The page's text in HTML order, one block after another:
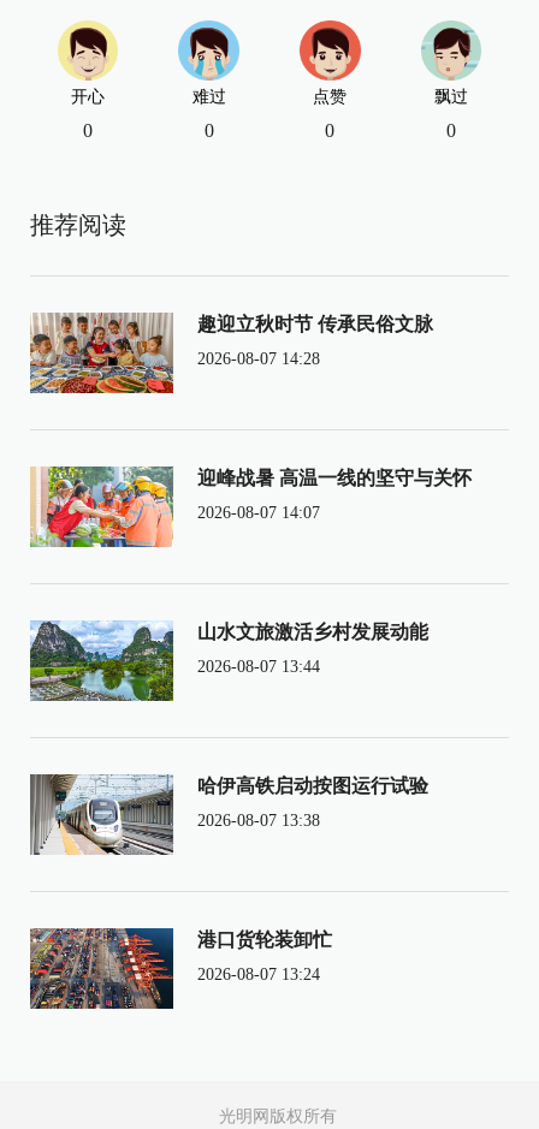
开心
0
难过
0
点赞
0
飘过
0
推荐阅读
趣迎立秋时节 传承民俗文脉
2026-08-07 14:28
迎峰战暑 高温一线的坚守与关怀
2026-08-07 14:07
山水文旅激活乡村发展动能
2026-08-07 13:44
哈伊高铁启动按图运行试验
2026-08-07 13:38
港口货轮装卸忙
2026-08-07 13:24
光明网版权所有